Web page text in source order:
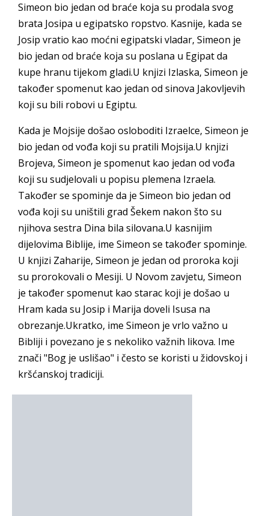
Simeon bio jedan od braće koja su prodala svog
brata Josipa u egipatsko ropstvo. Kasnije, kada se
Josip vratio kao moćni egipatski vladar, Simeon je
bio jedan od braće koja su poslana u Egipat da
kupe hranu tijekom gladi.U knjizi Izlaska, Simeon je
također spomenut kao jedan od sinova Jakovljevih
koji su bili robovi u Egiptu.
Kada je Mojsije došao osloboditi Izraelce, Simeon je
bio jedan od vođa koji su pratili Mojsija.U knjizi
Brojeva, Simeon je spomenut kao jedan od vođa
koji su sudjelovali u popisu plemena Izraela.
Također se spominje da je Simeon bio jedan od
vođa koji su uništili grad Šekem nakon što su
njihova sestra Dina bila silovana.U kasnijim
dijelovima Biblije, ime Simeon se također spominje.
U knjizi Zaharije, Simeon je jedan od proroka koji
su prorokovali o Mesiji. U Novom zavjetu, Simeon
je također spomenut kao starac koji je došao u
Hram kada su Josip i Marija doveli Isusa na
obrezanje.Ukratko, ime Simeon je vrlo važno u
Bibliji i povezano je s nekoliko važnih likova. Ime
znači "Bog je uslišao" i često se koristi u židovskoj i
kršćanskoj tradiciji.